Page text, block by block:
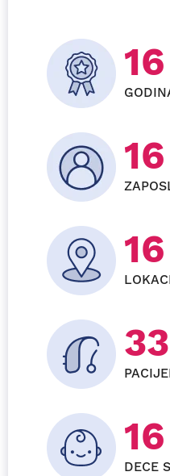
26
30
24
27+
DECE